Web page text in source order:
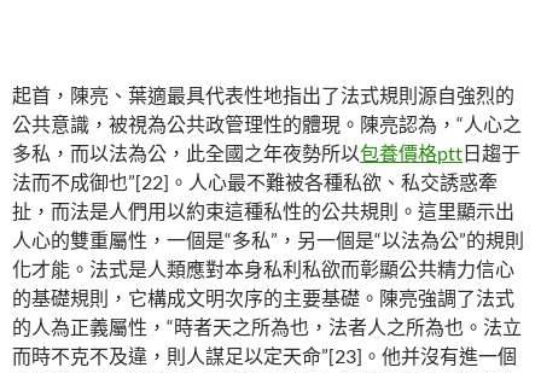
起首，陳亮、葉適最具代表性地指出了法式規則源自強烈的
公共意識，被視為公共政管理性的體現。陳亮認為，“人心之
多私，而以法為公，此全國之年夜勢所以包養價格ptt日趨于
法而不成御也”[22]。人心最不難被各種私欲、私交誘惑牽
扯，而法是人們用以約束這種私性的公共規則。這里顯示出
人心的雙重屬性，一個是“多私”，另一個是“以法為公”的規則
化才能。法式是人類應對本身私利私欲而彰顯公共精力信心
的基礎規則，它構成文明次序的主要基礎。陳亮強調了法式
的人為正義屬性，“時者天之所為也，法者人之所為也。法立
而時不克不及違，則人謀足以定天命”[23]。他并沒有進一個